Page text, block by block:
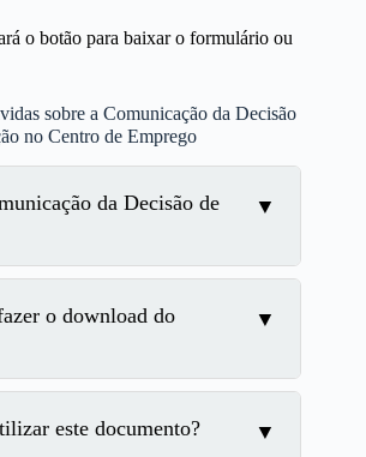
o botão para baixar o formulário ou
sobre a Comunicação da Decisão
no Centro de Emprego
da Decisão de
o download do
este documento?